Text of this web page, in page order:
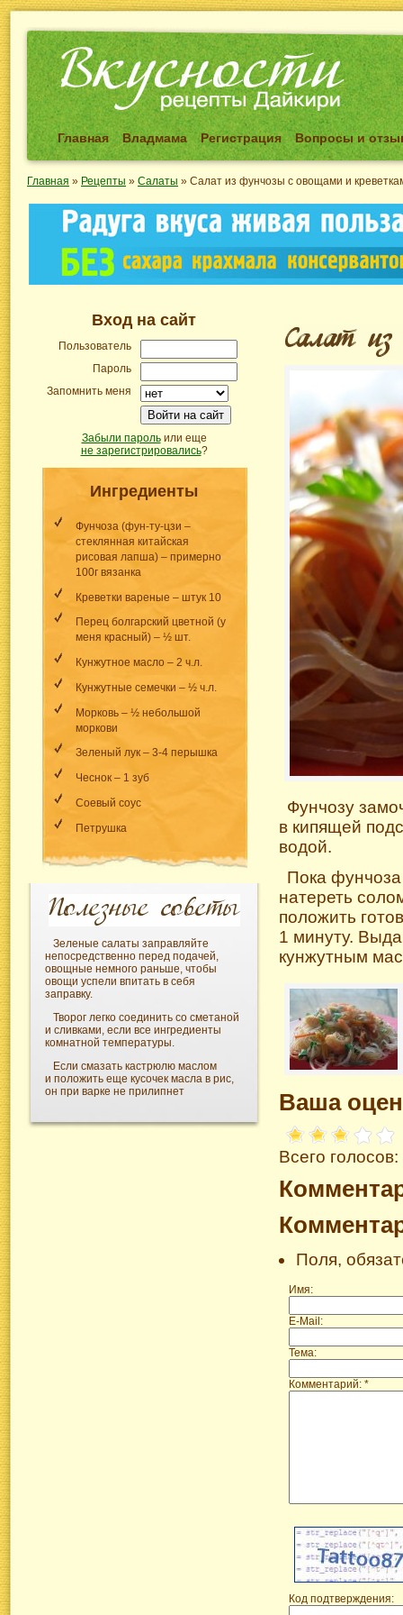
Главная Владмама Регистрация Вопросы и
Главная » Рецепты » Салаты » Салат из фунчозы с овощами и
Вход на сайт
Пользователь
Пароль
Запомнить меня
Войти на сайт
Забыли парольили еще
не зарегистрировались?
Ингредиенты
Фунчоза (фун-ту-цзи –
стеклянная китайская
рисовая лапша) – примерно
100г вязанка
Креветки вареные – штук 10
Перец болгарский цветной (у
меня красный) – ½ шт.
Кунжутное масло – 2 ч.л.
Кунжутные семечки – ½ ч.л.
Морковь – ½ небольшой
моркови
Зеленый лук – 3-4 перышка
Чеснок – 1 зуб
Соевый соус
Петрушка
Зеленые салаты заправляйте
непосредственно перед подачей,
овощные немного раньше, чтобы
овощи успели впитать в себя
заправку.
Творог легко соединить со сметаной
и сливками, если все ингредиенты
комнатной температуры.
Если смазать кастрюлю маслом
и положить еще кусочек масла в рис,
он при варке не прилипнет
Фунчозу
в кипящей
водой.
Пока
натереть
положить
1 минуту.
кунжутным
Ваша
Всего
Поля,
Имя:
E-Mail:
Тема:
Комментарий: *
Код подтверждения: